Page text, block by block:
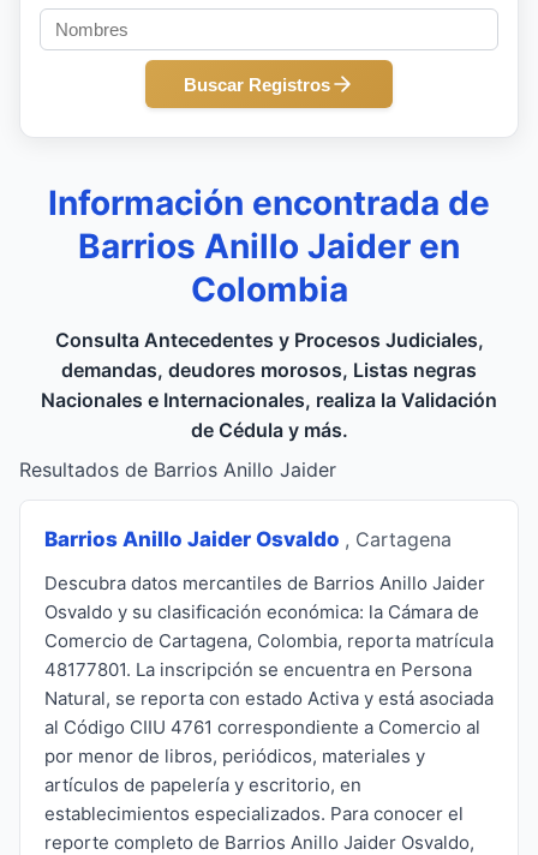
Buscar Registros
Información encontrada de
Barrios Anillo Jaider en
Colombia
Consulta Antecedentes y Procesos Judiciales,
demandas, deudores morosos, Listas negras
Nacionales e Internacionales, realiza la Validación
de Cédula y más.
Resultados de Barrios Anillo Jaider
Barrios Anillo Jaider Osvaldo , Cartagena
Descubra datos mercantiles de Barrios Anillo Jaider
Osvaldo y su clasificación económica: la Cámara de
Comercio de Cartagena, Colombia, reporta matrícula
48177801. La inscripción se encuentra en Persona
Natural, se reporta con estado Activa y está asociada
al Código CIIU 4761 correspondiente a Comercio al
por menor de libros, periódicos, materiales y
artículos de papelería y escritorio, en
establecimientos especializados. Para conocer el
reporte completo de Barrios Anillo Jaider Osvaldo,